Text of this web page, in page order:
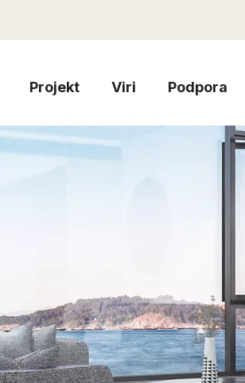
Projekt Viri Podpora